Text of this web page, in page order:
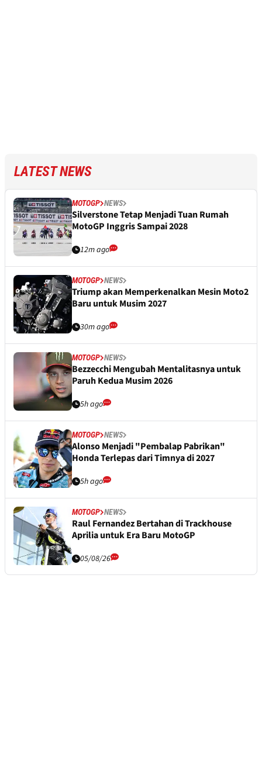
LATEST NEWS
MOTOGP NEWS
Silverstone Tetap Menjadi Tuan Rumah
MotoGP Inggris Sampai 2028
12m ago
MOTOGP NEWS
Triump akan Memperkenalkan Mesin Moto2
Baru untuk Musim 2027
30m ago
MOTOGP NEWS
Bezzecchi Mengubah Mentalitasnya untuk
Paruh Kedua Musim 2026
5h ago
MOTOGP NEWS
Alonso Menjadi "Pembalap Pabrikan"
Honda Terlepas dari Timnya di 2027
5h ago
MOTOGP NEWS
Raul Fernandez Bertahan di Trackhouse
Aprilia untuk Era Baru MotoGP
05/08/26